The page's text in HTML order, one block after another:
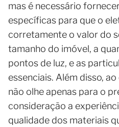
mas é necessário
específicas para que o
corretamente o valor do
tamanho do imóvel, a
pontos de luz, e as
essenciais. Além disso,
não olhe apenas para o
consideração a
qualidade dos materiais